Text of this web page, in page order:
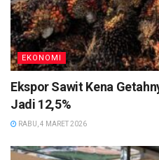
EKONOMI
Ekspor Sawit Kena
Jadi 12,5%
RABU, 4 MARET 2026